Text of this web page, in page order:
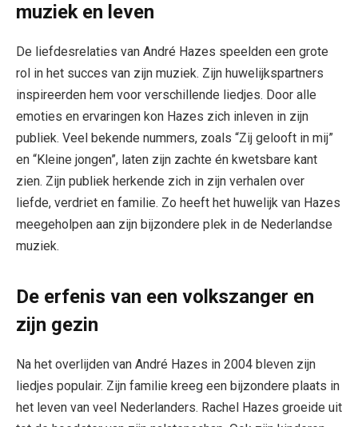
muziek en leven
De liefdesrelaties van André Hazes speelden een grote
rol in het succes van zijn muziek. Zijn huwelijkspartners
inspireerden hem voor verschillende liedjes. Door alle
emoties en ervaringen kon Hazes zich inleven in zijn
publiek. Veel bekende nummers, zoals “Zij gelooft in mij”
en “Kleine jongen”, laten zijn zachte én kwetsbare kant
zien. Zijn publiek herkende zich in zijn verhalen over
liefde, verdriet en familie. Zo heeft het huwelijk van Hazes
meegeholpen aan zijn bijzondere plek in de Nederlandse
muziek.
De erfenis van een volkszanger en
zijn gezin
Na het overlijden van André Hazes in 2004 bleven zijn
liedjes populair. Zijn familie kreeg een bijzondere plaats in
het leven van veel Nederlanders. Rachel Hazes groeide uit